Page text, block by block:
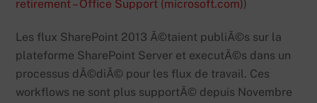
retirement – Office Support (microsoft.com))
Les flux SharePoint 2013 Ã©taient publiÃ©s sur la
plateforme SharePoint Server et executÃ©s dans un
processus dÃ©diÃ© pour les flux de travail. Ces
workflows ne sont plus supportÃ© depuis Novembre